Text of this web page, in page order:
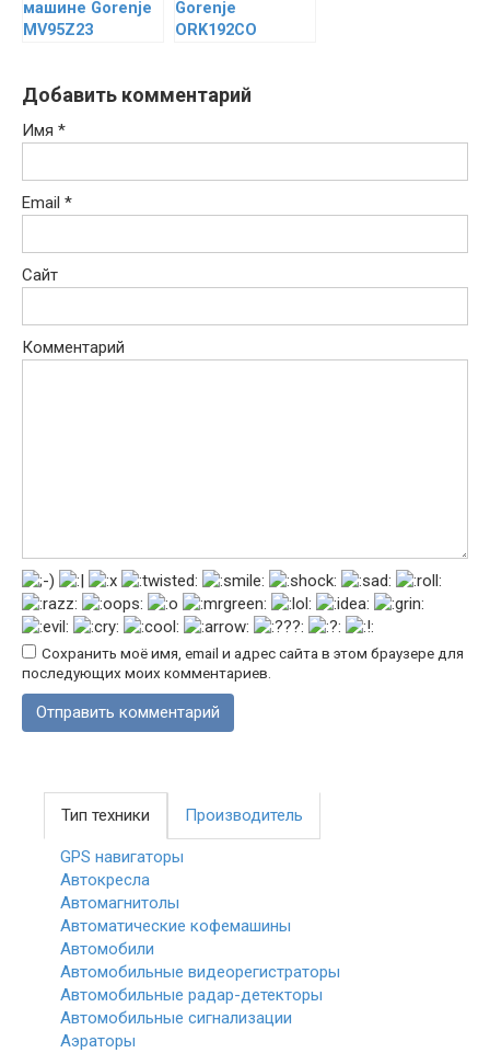
машине Gorenje
MV95Z23
Gorenje
ORK192CO
Добавить комментарий
Имя *
Email *
Сайт
Комментарий
Сохранить моё имя, email и адрес сайта в этом браузере для
последующих моих комментариев.
Тип техники Производитель
GPS навигаторы
Автокресла
Автомагнитолы
Автоматические кофемашины
Автомобили
Автомобильные видеорегистраторы
Автомобильные радар-детекторы
Автомобильные сигнализации
Аэраторы